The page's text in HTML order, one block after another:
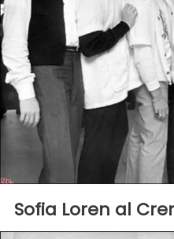
Sofia Loren al